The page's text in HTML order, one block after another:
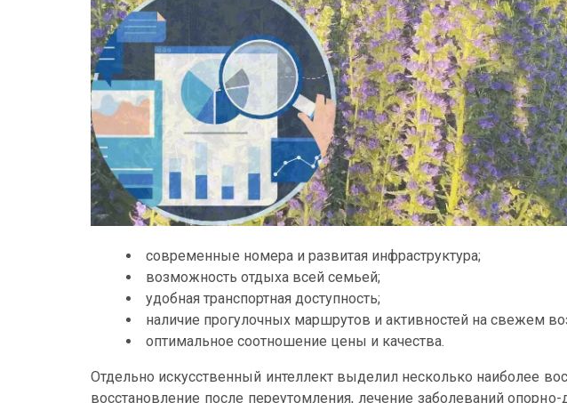
современные номера и развитая инфраструктура;
возможность отдыха всей семьей;
удобная транспортная доступность;
наличие прогулочных маршрутов и активностей на свежем
оптимальное соотношение цены и качества.
Отдельно искусственный интеллект выделил несколько наиболее
восстановление после переутомления, лечение заболеваний